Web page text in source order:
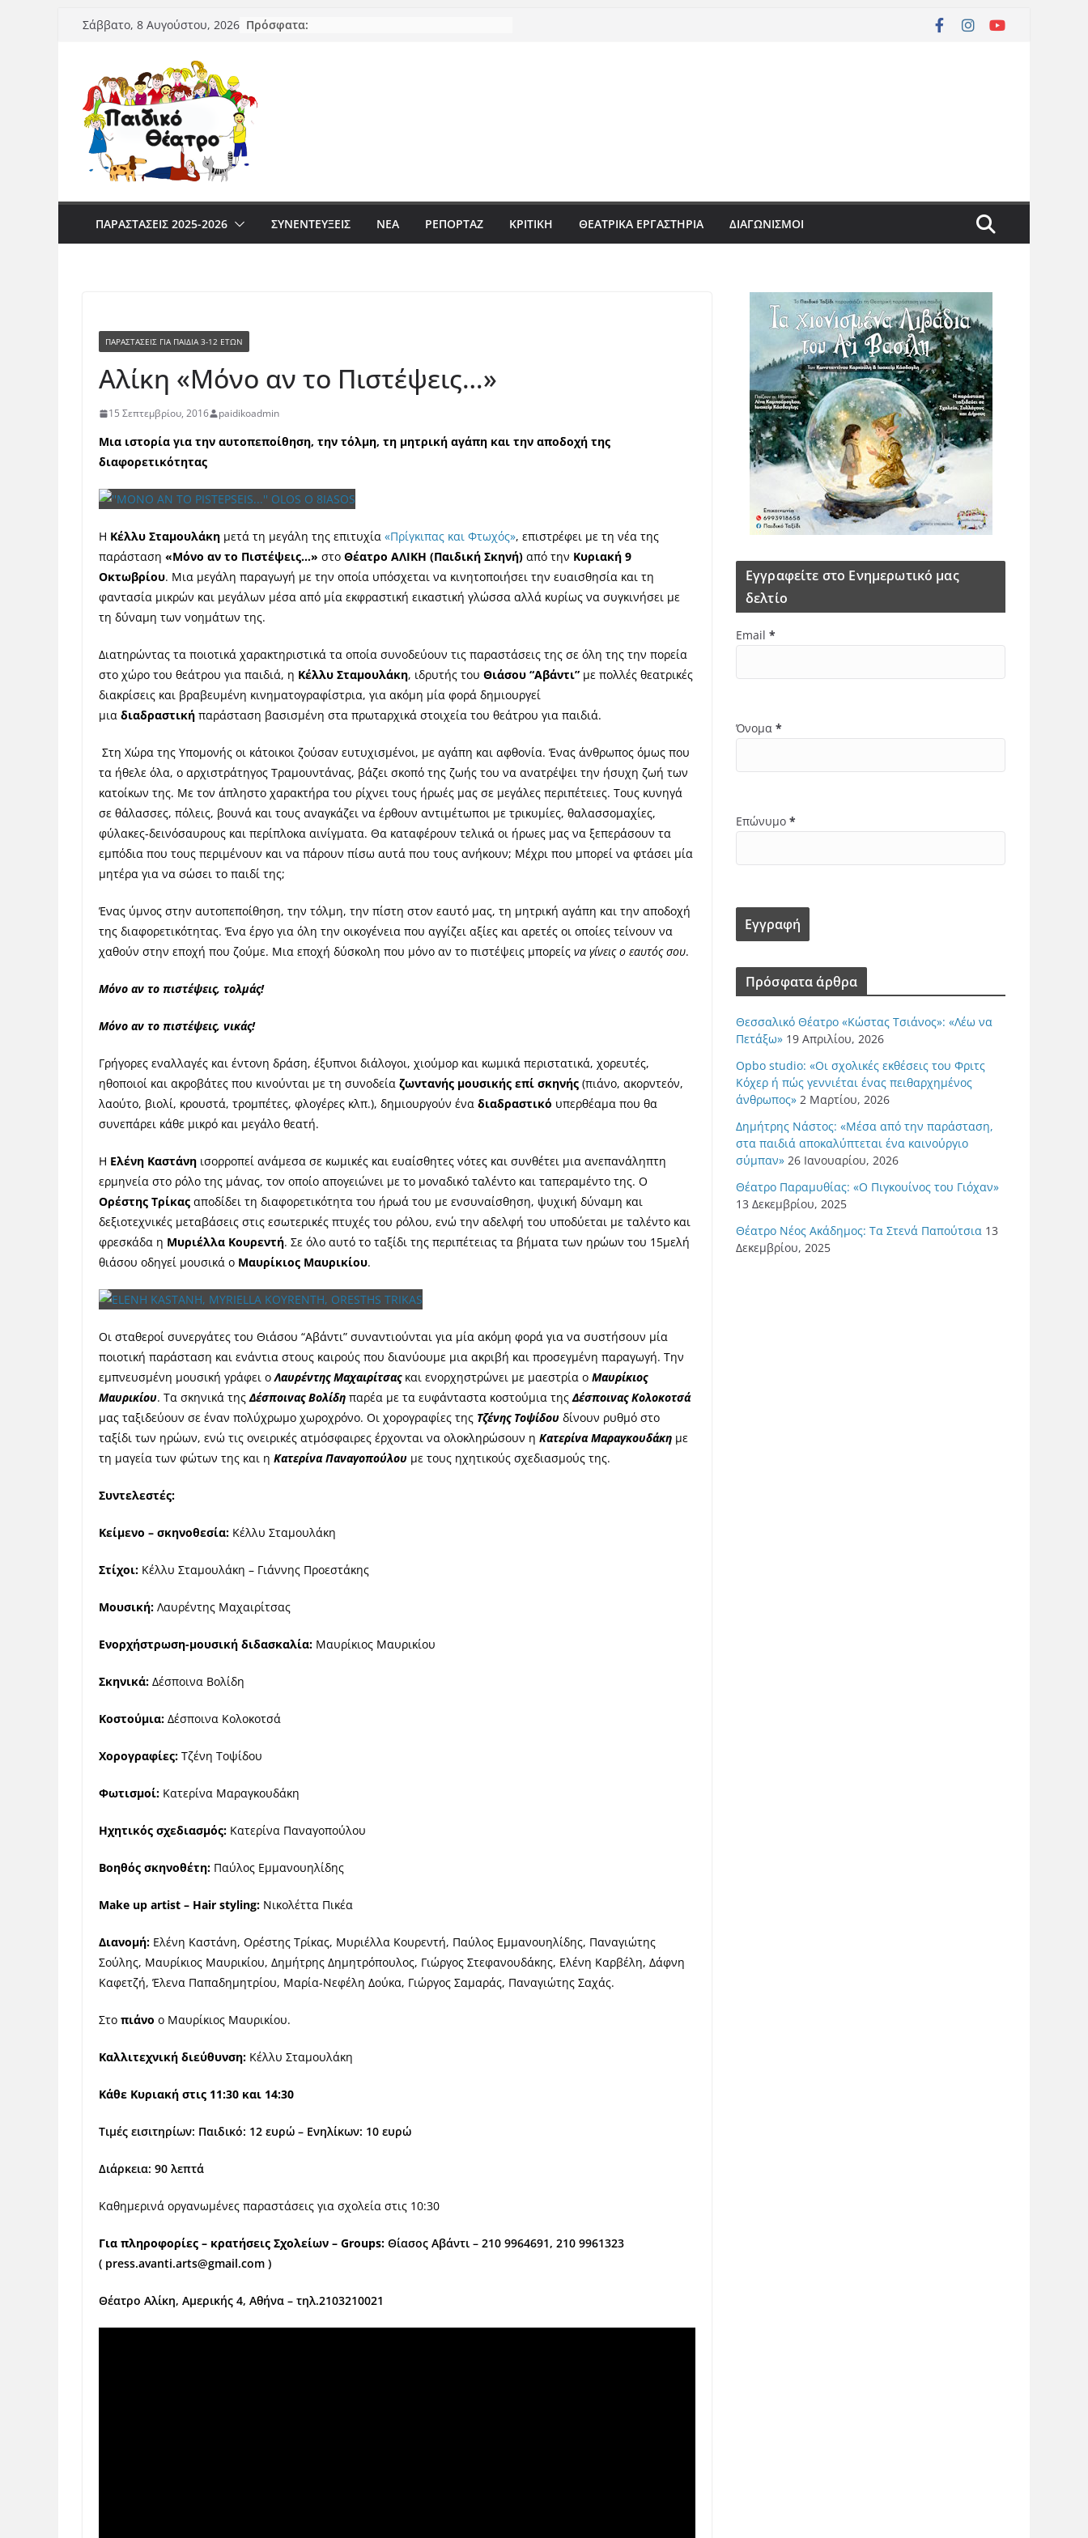
Μετάβαση
Σάββατο, 8 Αυγούστου, 2026 Πρόσφατα:
ΠΑΡΑΣΤΆΣΕΙΣ 2025-2026 ΣΥΝΕΝΤΕΥΞΕΙΣ ΝΈΑ ΡΕΠΟΡΤΆΖ ΚΡΙΤΙΚΗ ΘΕΑΤΡΙΚΑ ΕΡΓΑΣΤΗΡΙΑ ΔΙΑΓΩΝΙΣΜΟΙ
ΠΑΡΑΣΤΆΣΕΙΣ ΓΙΑ ΠΑΙΔΙΆ 3-12 ΕΤΏΝ
Αλίκη «Μόνο αν το Πιστέψεις…»
15 Σεπτεμβρίου, 2016 paidikoadmin
Μια ιστορία για την αυτοπεποίθηση, την τόλμη, τη μητρική αγάπη και την αποδοχή της
διαφορετικότητας
H Κέλλυ Σταμουλάκη μετά τη μεγάλη της επιτυχία «Πρίγκιπας και Φτωχός», επιστρέφει με τη νέα της
παράσταση «Μόνο αν το Πιστέψεις…» στο Θέατρο ΑΛΙΚΗ (Παιδική Σκηνή) από την Κυριακή 9
Οκτωβρίου. Μια μεγάλη παραγωγή με την οποία υπόσχεται να κινητοποιήσει την ευαισθησία και τη
φαντασία μικρών και μεγάλων μέσα από μία εκφραστική εικαστική γλώσσα αλλά κυρίως να συγκινήσει με
τη δύναμη των νοημάτων της.
Διατηρώντας τα ποιοτικά χαρακτηριστικά τα οποία συνοδεύουν τις παραστάσεις της σε όλη της την πορεία
στο χώρο του θεάτρου για παιδιά, η Κέλλυ Σταμουλάκη, ιδρυτής του Θιάσου “Αβάντι” με πολλές θεατρικές
διακρίσεις και βραβευμένη κινηματογραφίστρια, για ακόμη μία φορά δημιουργεί
μια διαδραστική παράσταση βασισμένη στα πρωταρχικά στοιχεία του θεάτρου για παιδιά.
Στη Χώρα της Υπομονής οι κάτοικοι ζούσαν ευτυχισμένοι, με αγάπη και αφθονία. Ένας άνθρωπος όμως που
τα ήθελε όλα, ο αρχιστράτηγος Τραμουντάνας, βάζει σκοπό της ζωής του να ανατρέψει την ήσυχη ζωή των
κατοίκων της. Με τον άπληστο χαρακτήρα του ρίχνει τους ήρωές μας σε μεγάλες περιπέτειες. Τους κυνηγά
σε θάλασσες, πόλεις, βουνά και τους αναγκάζει να έρθουν αντιμέτωποι με τρικυμίες, θαλασσομαχίες,
φύλακες-δεινόσαυρους και περίπλοκα αινίγματα. Θα καταφέρουν τελικά οι ήρωες μας να ξεπεράσουν τα
εμπόδια που τους περιμένουν και να πάρουν πίσω αυτά που τους ανήκουν; Μέχρι που μπορεί να φτάσει μία
μητέρα για να σώσει το παιδί της;
Ένας ύμνος στην αυτοπεποίθηση, την τόλμη, την πίστη στον εαυτό μας, τη μητρική αγάπη και την αποδοχή
της διαφορετικότητας. Ένα έργο για όλη την οικογένεια που αγγίζει αξίες και αρετές οι οποίες τείνουν να
χαθούν στην εποχή που ζούμε. Μια εποχή δύσκολη που μόνο αν το πιστέψεις μπορείς να γίνεις ο εαυτός σου.
Μόνο αν το πιστέψεις, τολμάς!
Μόνο αν το πιστέψεις, νικάς!
Γρήγορες εναλλαγές και έντονη δράση, έξυπνοι διάλογοι, χιούμορ και κωμικά περιστατικά, χορευτές,
ηθοποιοί και ακροβάτες που κινούνται με τη συνοδεία ζωντανής μουσικής επί σκηνής (πιάνο, ακορντεόν,
λαούτο, βιολί, κρουστά, τρομπέτες, φλογέρες κλπ.), δημιουργούν ένα διαδραστικό υπερθέαμα που θα
συνεπάρει κάθε μικρό και μεγάλο θεατή.
Η Ελένη Καστάνη ισορροπεί ανάμεσα σε κωμικές και ευαίσθητες νότες και συνθέτει μια ανεπανάληπτη
ερμηνεία στο ρόλο της μάνας, τον οποίο απογειώνει με το μοναδικό ταλέντο και ταπεραμέντο της. Ο
Ορέστης Τρίκας αποδίδει τη διαφορετικότητα του ήρωά του με ενσυναίσθηση, ψυχική δύναμη και
δεξιοτεχνικές μεταβάσεις στις εσωτερικές πτυχές του ρόλου, ενώ την αδελφή του υποδύεται με ταλέντο και
φρεσκάδα η Μυριέλλα Κουρεντή. Σε όλο αυτό το ταξίδι της περιπέτειας τα βήματα των ηρώων του 15μελή
θιάσου οδηγεί μουσικά ο Μαυρίκιος Μαυρικίου.
Οι σταθεροί συνεργάτες του Θιάσου “Αβάντι” συναντιούνται για μία ακόμη φορά για να συστήσουν μία
ποιοτική παράσταση και ενάντια στους καιρούς που διανύουμε μια ακριβή και προσεγμένη παραγωγή. Την
εμπνευσμένη μουσική γράφει οΛαυρέντης Μαχαιρίτσαςκαι ενορχηστρώνει με μαεστρία ο Μαυρίκιος
Μαυρικίου. Τα σκηνικά τηςΔέσποινας Βολίδη παρέα με τα ευφάνταστα κοστούμια τηςΔέσποινας Κολοκοτσά
μας ταξιδεύουν σε έναν πολύχρωμο χωροχρόνο. Οι χορογραφίες της Τζένης Τοψίδου δίνουν ρυθμό στο
ταξίδι των ηρώων, ενώ τις ονειρικές ατμόσφαιρες έρχονται να ολοκληρώσουν η Κατερίνα Μαραγκουδάκη με
τη μαγεία των φώτων της και η Κατερίνα Παναγοπούλου με τους ηχητικούς σχεδιασμούς της.
Συντελεστές:
Κείμενο – σκηνοθεσία: Κέλλυ Σταμουλάκη
Στίχοι: Κέλλυ Σταμουλάκη – Γιάννης Προεστάκης
Μουσική: Λαυρέντης Μαχαιρίτσας
Ενορχήστρωση-μουσική διδασκαλία: Μαυρίκιος Μαυρικίου
Σκηνικά: Δέσποινα Βολίδη
Κοστούμια: Δέσποινα Κολοκοτσά
Χορογραφίες: Τζένη Τοψίδου
Φωτισμοί: Κατερίνα Μαραγκουδάκη
Ηχητικός σχεδιασμός: Κατερίνα Παναγοπούλου
Βοηθός σκηνοθέτη: Παύλος Εμμανουηλίδης
Make up artist – Hair styling: Νικολέττα Πικέα
Διανομή: Ελένη Καστάνη, Ορέστης Τρίκας, Μυριέλλα Κουρεντή, Παύλος Εμμανουηλίδης, Παναγιώτης
Σούλης, Μαυρίκιος Μαυρικίου, Δημήτρης Δημητρόπουλος, Γιώργος Στεφανουδάκης, Ελένη Καρβέλη, Δάφνη
Καφετζή, Έλενα Παπαδημητρίου, Μαρία-Νεφέλη Δούκα, Γιώργος Σαμαράς, Παναγιώτης Σαχάς.
Στο πιάνο ο Μαυρίκιος Μαυρικίου.
Καλλιτεχνική διεύθυνση: Κέλλυ Σταμουλάκη
Κάθε Κυριακή στις 11:30 και 14:30
Τιμές εισιτηρίων: Παιδικό: 12 ευρώ – Ενηλίκων: 10 ευρώ
Διάρκεια: 90 λεπτά
Καθημερινά οργανωμένες παραστάσεις για σχολεία στις 10:30
Για πληροφορίες – κρατήσεις Σχολείων – Groups: Θίασος Αβάντι – 210 9964691, 210 9961323
( press.avanti.arts@gmail.com )
Θέατρο Αλίκη, Αμερικής 4, Αθήνα – τηλ.2103210021
Εγγραφείτε στο Ενημερωτικό μας
δελτίο
Email *
Όνομα *
Επώνυμο *
Πρόσφατα άρθρα
Θεσσαλικό Θέατρο «Κώστας Τσιάνος»: «Λέω να
Πετάξω» 19 Απριλίου, 2026
Opbo studio: «Οι σχολικές εκθέσεις του Φριτς
Κόχερ ή πώς γεννιέται ένας πειθαρχημένος
άνθρωπος» 2 Μαρτίου, 2026
Δημήτρης Νάστος: «Μέσα από την παράσταση,
στα παιδιά αποκαλύπτεται ένα καινούργιο
σύμπαν» 26 Ιανουαρίου, 2026
Θέατρο Παραμυθίας: «Ο Πιγκουίνος του Γιόχαν»
13 Δεκεμβρίου, 2025
Θέατρο Νέος Ακάδημος: Τα Στενά Παπούτσια 13
Δεκεμβρίου, 2025